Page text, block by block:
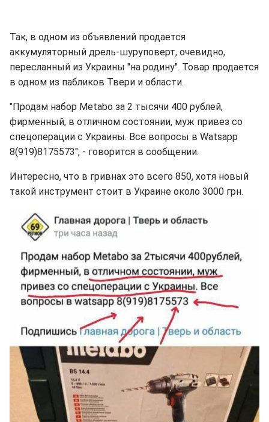
Так, в одном из объявлений продается
аккумуляторный дрель-шуруповерт, очевидно,
пересланный из Украины "на родину". Товар продается
в одном из пабликов Твери и области.
"Продам набор Metabo за 2 тысячи 400 рублей,
фирменный, в отличном состоянии, муж привез со
спецоперации с Украины. Все вопросы в Watsapp
8(919)8175573", - говорится в сообщении.
Интересно, что в гривнах это всего 850, хотя новый
такой инструмент стоит в Украине около 3000 грн.